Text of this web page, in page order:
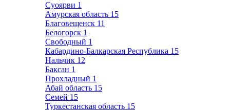
Суоярви 1
Амурская область 15
Благовещенск 11
Белогорск 1
Свободный 1
Кабардино-Балкарская Республика 15
Нальчик 12
Баксан 1
Прохладный 1
Абай область 15
Семей 15
Туркестанская область 15